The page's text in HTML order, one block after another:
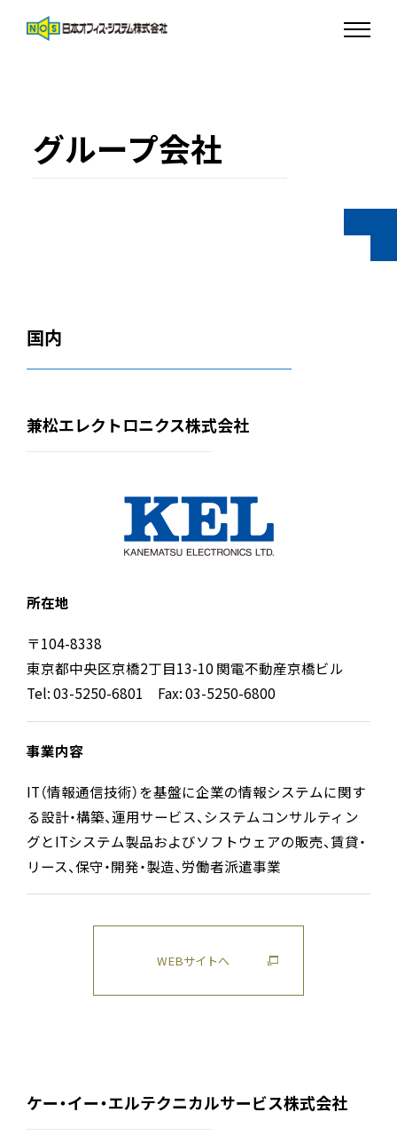
グループ会社
国内
兼松エレクトロニクス株式会社
所在地
〒104-8338
東京都中央区京橋2丁目13-10 関電不動産京橋ビル
Tel: 03-5250-6801 Fax: 03-5250-6800
事業内容
IT（情報通信技術）を基盤に企業の情報システムに関す
る設計・構築、運用サービス、システムコンサルティン
グとITシステム製品およびソフトウェアの販売、賃貸・
リース、保守・開発・製造、労働者派遣事業
WEBサイトへ
ケー・イー・エルテクニカルサービス株式会社